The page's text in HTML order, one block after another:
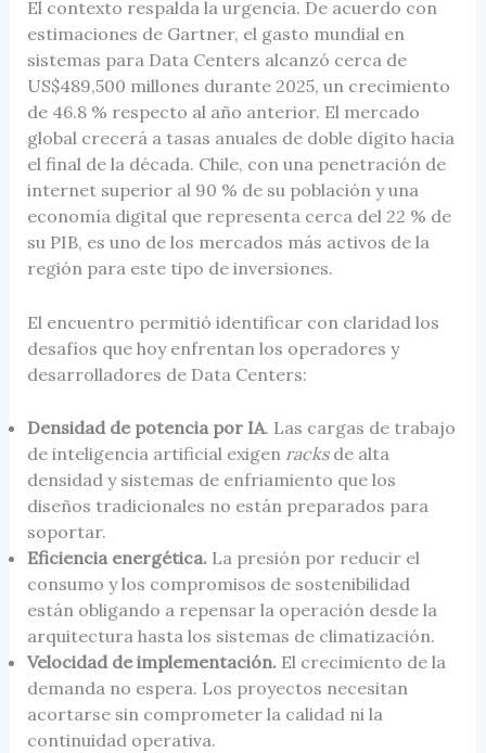
El contexto respalda la urgencia. De acuerdo con
estimaciones de Gartner, el gasto mundial en
sistemas para Data Centers alcanzó cerca de
US$489,500 millones durante 2025, un crecimiento
de 46.8 % respecto al año anterior. El mercado
global crecerá a tasas anuales de doble dígito hacia
el final de la década. Chile, con una penetración de
internet superior al 90 % de su población y una
economía digital que representa cerca del 22 % de
su PIB, es uno de los mercados más activos de la
región para este tipo de inversiones.
El encuentro permitió identificar con claridad los
desafíos que hoy enfrentan los operadores y
desarrolladores de Data Centers:
Densidad de potencia por IA. Las cargas de trabajo
de inteligencia artificial exigenracks de alta
densidad y sistemas de enfriamiento que los
diseños tradicionales no están preparados para
soportar.
Eficiencia energética.La presión por reducir el
consumo y los compromisos de sostenibilidad
están obligando a repensar la operación desde la
arquitectura hasta los sistemas de climatización.
Velocidad de implementación.El crecimiento de la
demanda no espera. Los proyectos necesitan
acortarse sin comprometer la calidad ni la
continuidad operativa.